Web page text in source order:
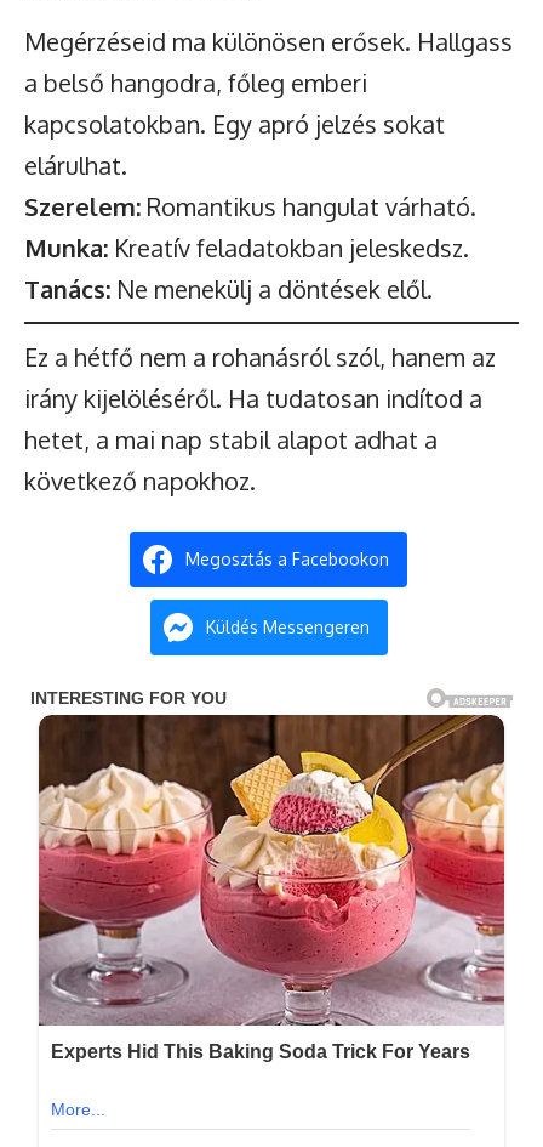
Megérzéseid ma különösen erősek. Hallgass
a belső hangodra, főleg emberi
kapcsolatokban. Egy apró jelzés sokat
elárulhat.
Szerelem: Romantikus hangulat várható.
Munka: Kreatív feladatokban jeleskedsz.
Tanács: Ne menekülj a döntések elől.
Ez a hétfő nem a rohanásról szól, hanem az
irány kijelöléséről. Ha tudatosan indítod a
hetet, a mai nap stabil alapot adhat a
következő napokhoz.
Megosztás a Facebookon
Küldés Messengeren